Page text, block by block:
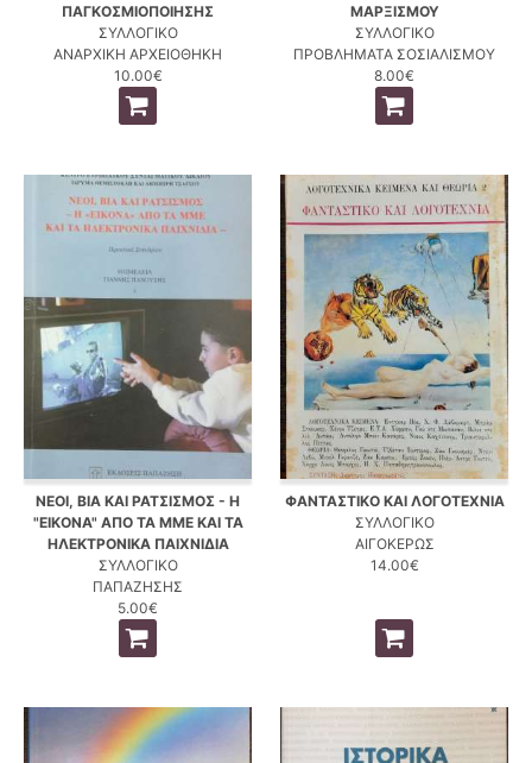
ΠΑΓΚΟΣΜΙΟΠΟΙΗΣΗΣ
ΣΥΛΛΟΓΙΚΟ
ΑΝΑΡΧΙΚΗ ΑΡΧΕΙΟΘΗΚΗ
10.00€
ΜΑΡΞΙΣΜΟΥ
ΣΥΛΛΟΓΙΚΟ
ΠΡΟΒΛΗΜΑΤΑ ΣΟΣΙΑΛΙΣΜΟΥ
8.00€
ΝΕΟΙ, ΒΙΑ ΚΑΙ ΡΑΤΣΙΣΜΟΣ - Η
"ΕΙΚΟΝΑ" ΑΠΟ ΤΑ ΜΜΕ ΚΑΙ ΤΑ
ΗΛΕΚΤΡΟΝΙΚΑ ΠΑΙΧΝΙΔΙΑ
ΣΥΛΛΟΓΙΚΟ
ΠΑΠΑΖΗΣΗΣ
5.00€
ΦΑΝΤΑΣΤΙΚΟ ΚΑΙ ΛΟΓΟΤΕΧΝΙΑ
ΣΥΛΛΟΓΙΚΟ
ΑΙΓΟΚΕΡΩΣ
14.00€